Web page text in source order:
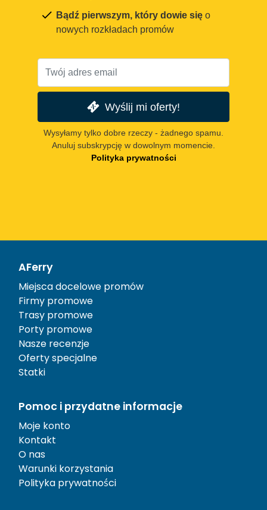
Bądź pierwszym, który dowie się o
nowych rozkładach promów
Wyślij mi oferty!
Wysyłamy tylko dobre rzeczy - żadnego spamu.
Anuluj subskrypcję w dowolnym momencie.
Polityka prywatności
AFerry
Miejsca docelowe promów
Firmy promowe
Trasy promowe
Porty promowe
Nasze recenzje
Oferty specjalne
Statki
Pomoc i przydatne informacje
Moje konto
Kontakt
O nas
Warunki korzystania
Polityka prywatności